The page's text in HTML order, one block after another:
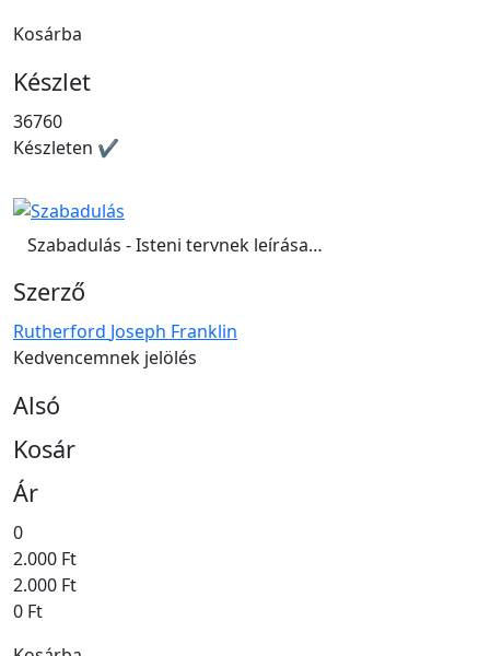
Kosárba
Készlet
36760
Készleten ✔
Szabadulás - Isteni tervnek leírása…
Szerző
Rutherford Joseph Franklin
Kedvencemnek jelölés
Alsó
Kosár
Ár
0
2.000 Ft
2.000 Ft
0 Ft